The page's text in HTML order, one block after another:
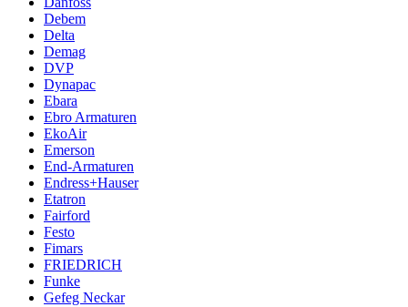
Debem
Delta
Demag
DVP
Dynapac
Ebara
Ebro Armaturen
EkoAir
Emerson
End-Armaturen
Endress+Hauser
Etatron
Fairford
Festo
Fimars
FRIEDRICH
Funke
Gefeg Neckar